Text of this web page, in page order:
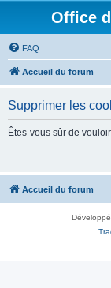
Office
FAQ
Accueil du forum
Supprimer les
Êtes-vous sûr de
Accueil du forum